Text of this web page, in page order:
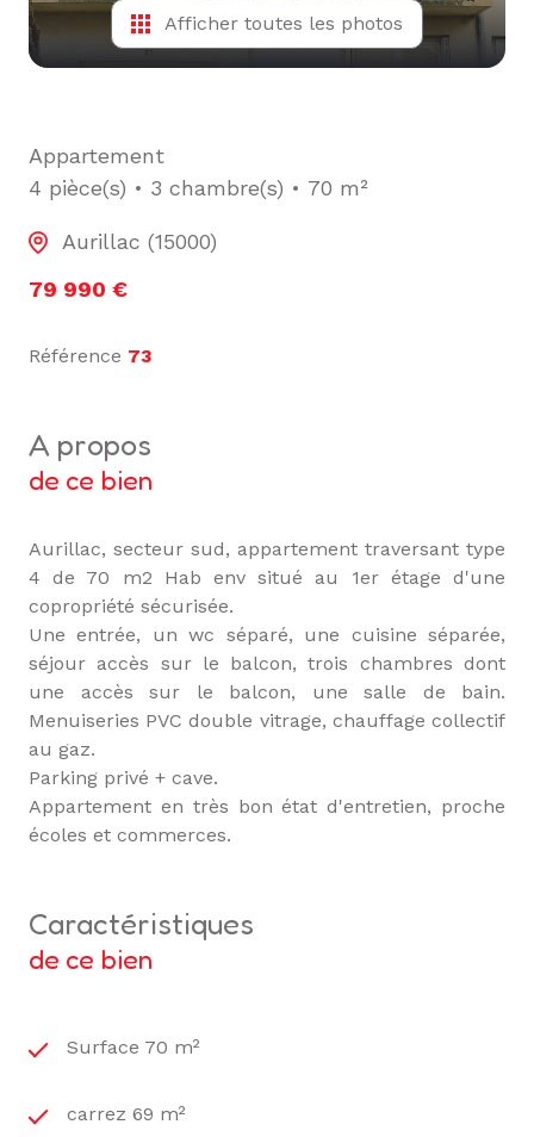
Afficher toutes les photos
Appartement
4 pièce(s)
3 chambre(s) 70 m²
Aurillac (15000)
79 990 €
Référence 73
a propos
de ce bien
Aurillac, secteur sud, appartement traversant type
4 de 70 m2 Hab env situé au 1er étage d'une
copropriété sécurisée.
Une entrée, un wc séparé, une cuisine séparée,
séjour accès sur le balcon, trois chambres dont
une accès sur le balcon, une salle de bain.
Menuiseries PVC double vitrage, chauffage collectif
au gaz.
Parking privé + cave.
Appartement en très bon état d'entretien, proche
écoles et commerces.
caractéristiques
de ce bien
Surface 70 m²
carrez 69 m²